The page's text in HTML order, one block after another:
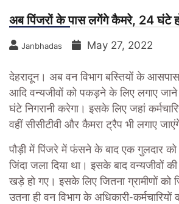
अब पिंजरों के पास लगेंगे कैमरे, 24 घंटे
Janbhadas May 27, 2022
देहरादून। अब वन विभाग बस्तियों के
आदि वन्यजीवों को पकड़ने के लिए लगाए जाने
घंटे निगरानी करेगा। इसके लिए जहां
वहीं सीसीटीवी और कैमरा ट्रैप भी लगाए
पौड़ी में पिंजरे में फंसने के बाद एक गुलदार को
जिंदा जला दिया था। इसके बाद वन्यजीवों
खड़े हो गए। इसके लिए जितना ग्रामीणों को
उतना ही वन विभाग के अधिकारी-